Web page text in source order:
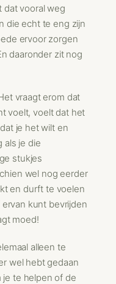
dat vooral weg
die echt te eng zijn
ervoor zorgen
daaronder zit nog
vraagt erom dat
voelt, voelt dat het
je het wilt en
als je die
stukjes
wel nog eerder
en durft te voelen
kunt bevrijden
moed!
alleen te
wel hebt gedaan
je te helpen of de